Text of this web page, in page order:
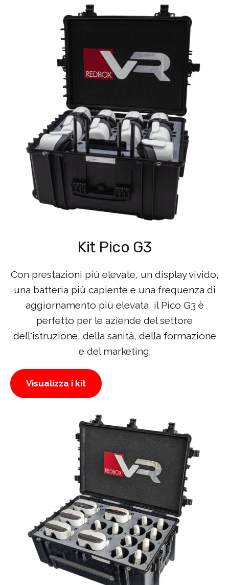
Kit Pico G3
Con prestazioni più elevate, un display vivido,
una batteria più capiente e una frequenza di
aggiornamento più elevata, il Pico G3 è
perfetto per le aziende del settore
dell'istruzione, della sanità, della formazione
e del marketing.
Visualizza i kit